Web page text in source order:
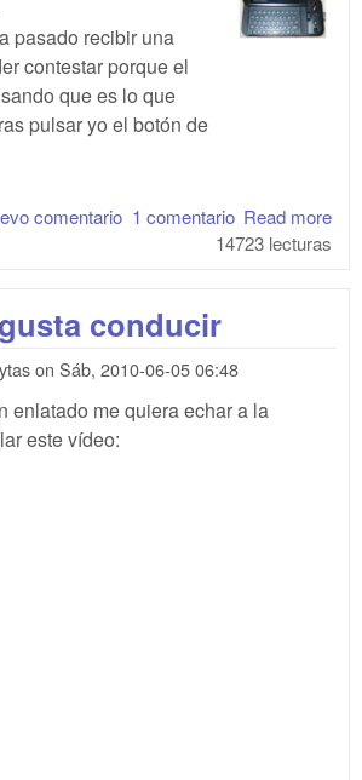
pasado recibir una
contestar porque el
que es lo que
pulsar yo el botón de
Read more
1 comentario
comentario
14723 lecturas
conducir
on Sáb, 2010-06-05 06:48
enlatado me quiera echar a la
este vídeo: